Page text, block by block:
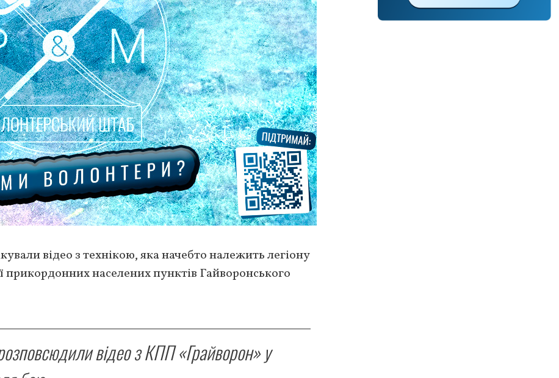
відео з технікою, яка начебто належить легіону
прикордонних населених пунктів Гайворонського
відео з КПП «Грайворон» у